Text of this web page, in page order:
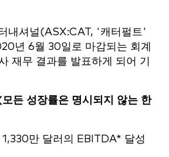
내셔널(ASX:CAT, '캐터펄트'
년 6월 30일로 마감되는 회계
재무 결과를 발표하게 되어 기
모든 성장률은 명시되지 않는 한
만 달러의 EBITDA* 달성